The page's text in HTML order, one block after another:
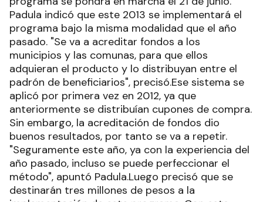
Padula indicó que este 2013 se implementará el
programa bajo la misma modalidad que el año
pasado. "Se va a acreditar fondos a los
municipios y las comunas, para que ellos
adquieran el producto y lo distribuyan entre el
padrón de beneficiarios", precisó.Ese sistema se
aplicó por primera vez en 2012, ya que
anteriormente se distribuían cupones de compra.
Sin embargo, la acreditación de fondos dio
buenos resultados, por tanto se va a repetir.
"Seguramente este año, ya con la experiencia del
año pasado, incluso se puede perfeccionar el
método", apuntó Padula.Luego precisó que se
destinarán tres millones de pesos a la